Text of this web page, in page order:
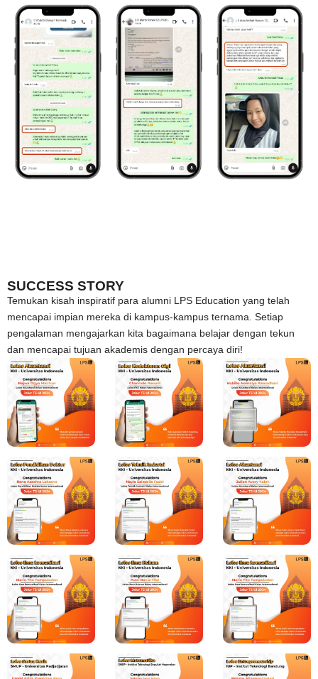
SUCCESS STORY
Temukan kisah inspiratif para alumni LPS Education yang telah
mencapai impian mereka di kampus-kampus ternama. Setiap
pengalaman mengajarkan kita bagaimana belajar dengan tekun
dan mencapai tujuan akademis dengan percaya diri!